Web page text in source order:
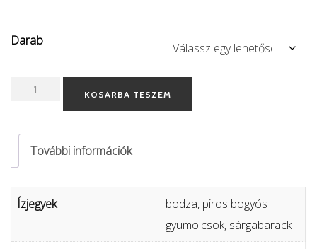
Darab
Ethiopia
natúr
mennyiség
KOSÁRBA TESZEM
További információk
Ízjegyek
bodza, piros bogyós
gyümölcsök, sárgabarack